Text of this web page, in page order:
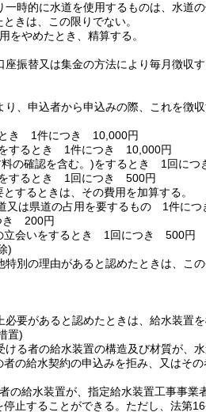
一時的に水道を使用するものは、水道
きは、この限りでない。
をやめたとき、精算する。
振替又は集金の方法により毎月徴収す
、申込者から申込みの際、これを徴収
き 1件につき 10,000円
するとき 1件につき 10,000円
の確認を含む。)をするとき 1回につ
するとき 1回につき 500円
するときは、その費用を加算する。
又は県道の占用を要するもの 1件に
き 200円
立会いをするとき 1回につき 500円
)
特別の理由があると認めたときは、こ
要があると認めたときは、給水装置
置)
ける者の給水装置の構造及び材質が、
の給水契約の申込みを拒み、又はそ
の給水装置が、指定給水装置工事事
止することができる。 ただし、法第